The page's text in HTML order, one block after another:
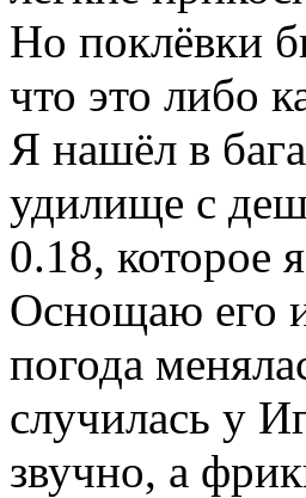
Но поклёвки
что это либо
Я нашёл в
удилище с
0.18, которое
Оснощаю его
погода
случилась у
звучно, а